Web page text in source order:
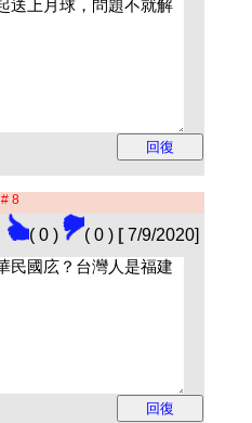
# 8
( 0 ) ( 0 ) [7/9/2020]